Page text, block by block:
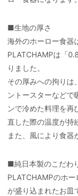
■生地の厚さ
海外のホーロー食器
PLATCHAMPは「
りました。
その厚みへの拘りは
ントースターなどで
ンで冷めた料理を再
直した際の温度が持
また、風により食器
■純日本製のこだわ
PLATCHAMPのホー
が盛り込まれたお皿